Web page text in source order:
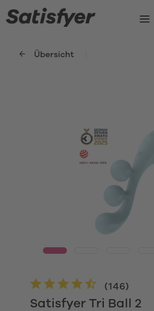
Übersicht
Satisfyer Tri Ball 2
(146)